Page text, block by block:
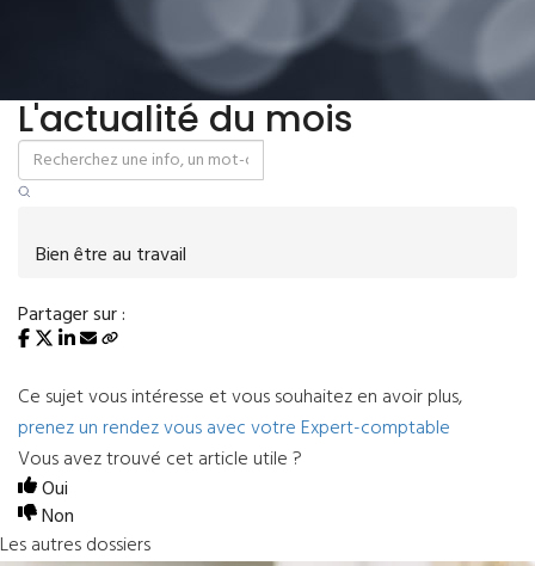
L'actualité du mois
Bien être au travail
Partager sur :
Ce sujet vous intéresse et vous souhaitez en avoir plus,
prenez un rendez vous avec votre Expert-comptable
Vous avez trouvé cet article utile ?
Oui
Non
Les autres dossiers